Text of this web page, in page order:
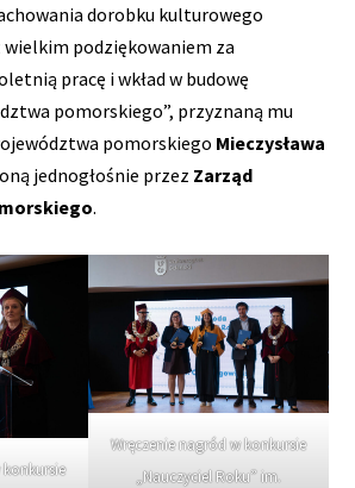
dorobku kulturowego
wielkim podziękowaniem za
pracę i wkład w budowę
pomorskiego”, przyznaną mu
pomorskiego Mieczysława
jednogłośnie przez Zarząd
.
konkursie
Wręczenie nagród w konkursie
„Nauczyciel Roku” im.